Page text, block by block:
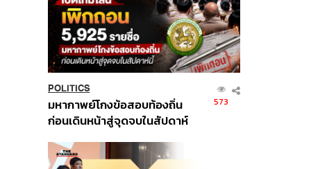
POLITICS
มหากาพย์โกงข้อสอบท้องถิ่น
ก่อนเดินหน้าสู่จุดจบในสัปดาห์
573